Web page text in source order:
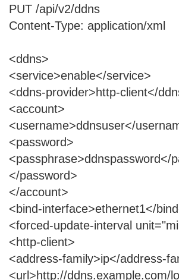
PUT /api/v2/ddns
Content-Type: application/xml
<ddns>
<service>enable</service>
<ddns-provider>http-client</
<account>
<username>ddnsuser</
<password>
<passphrase>ddnspassword</
</password>
</account>
<bind-interface>ethernet1</
<forced-update-interval
<http-client>
<address-family>ip</address-
<url>http://ddns.example.com/